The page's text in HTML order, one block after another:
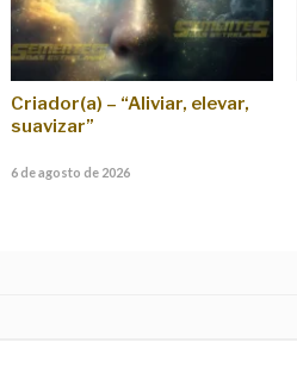
Criador(a) – “Aliviar, elevar,
suavizar”
6 de agosto de 2026